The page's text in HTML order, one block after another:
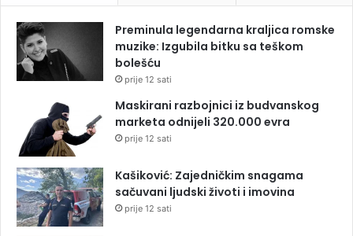
Preminula legendarna kraljica romske
muzike: Izgubila bitku sa teškom
bolešću
prije 12 sati
Maskirani razbojnici iz budvanskog
marketa odnijeli 320.000 evra
prije 12 sati
Kašiković: Zajedničkim snagama
sačuvani ljudski životi i imovina
prije 12 sati